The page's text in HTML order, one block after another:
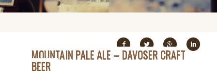
MOUNTAIN PALE ALE – DAVOSER CRAFT
BEER